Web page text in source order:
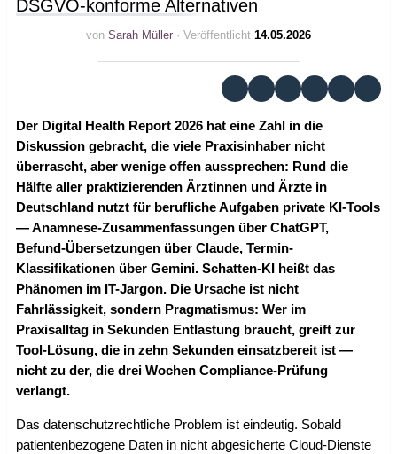
DSGVO-konforme Alternativen
von Sarah Müller · Veröffentlicht 14.05.2026
Der Digital Health Report 2026 hat eine Zahl in die
Diskussion gebracht, die viele Praxisinhaber nicht
überrascht, aber wenige offen aussprechen: Rund die
Hälfte aller praktizierenden Ärztinnen und Ärzte in
Deutschland nutzt für berufliche Aufgaben private KI-Tools
— Anamnese-Zusammenfassungen über ChatGPT,
Befund-Übersetzungen über Claude, Termin-
Klassifikationen über Gemini. Schatten-KI heißt das
Phänomen im IT-Jargon. Die Ursache ist nicht
Fahrlässigkeit, sondern Pragmatismus: Wer im
Praxisalltag in Sekunden Entlastung braucht, greift zur
Tool-Lösung, die in zehn Sekunden einsatzbereit ist —
nicht zu der, die drei Wochen Compliance-Prüfung
verlangt.
Das datenschutzrechtliche Problem ist eindeutig. Sobald
patientenbezogene Daten in nicht abgesicherte Cloud-Dienste